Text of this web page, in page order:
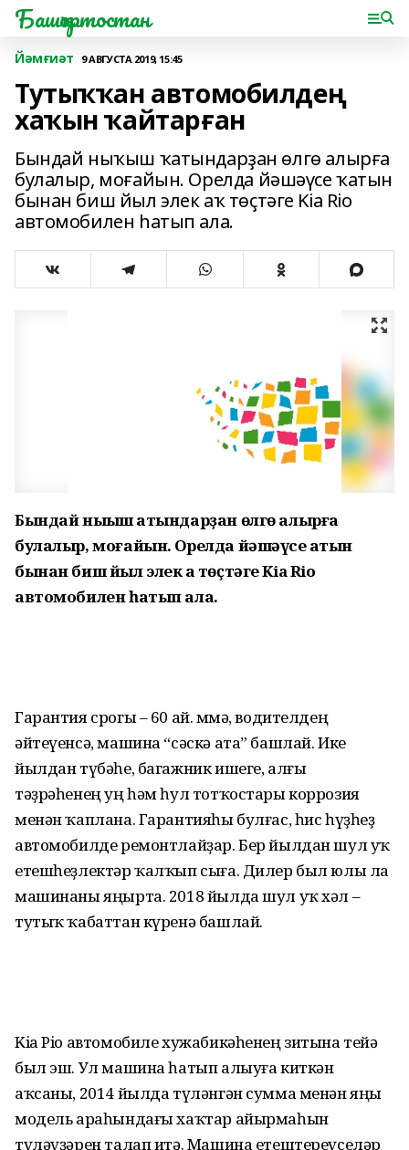
Башҡортостан
Йәмғиәт 9 АВГУСТА 2019, 15:45
Тутыҡҡан автомобилдең
хаҡын ҡайтарған
Бындай ныҡыш ҡатындарҙан өлгө алырға
булалыр, моғайын. Орелда йәшәүсе ҡатын
бынан биш йыл элек аҡ төҫтәге Kia Rio
автомобилен һатып ала.
Бындай ныҡыш ҡатындарҙан өлгө алырға
булалыр, моғайын. Орелда йәшәүсе ҡатын
бынан биш йыл элек аҡ төҫтәге Kia Rio
автомобилен һатып ала.
Гарантия срогы – 60 ай. Әммә, водителдең
әйтеүенсә, машина “сәскә ата” башлай. Ике
йылдан түбәһе, багажник ишеге, алғы
тәҙрәһенең уң һәм һул тотҡостары коррозия
менән ҡаплана. Гарантияһы булғас, һис һүҙһеҙ
автомобилде ремонтлайҙар. Бер йылдан шул уҡ
етешһеҙлектәр ҡалҡып сыға. Дилер был юлы ла
машинаны яңырта. 2018 йылда шул уҡ хәл –
тутыҡ ҡабаттан күренә башлай.
Kia Pio автомобиле хужабикәһенең зитына тейә
был эш. Ул машина һатып алыуға киткән
аҡсаны, 2014 йылда түләнгән сумма менән яңы
модель араһындағы хаҡтар айырмаһын
түләүҙәрен талап итә. Машина етештереүселәр